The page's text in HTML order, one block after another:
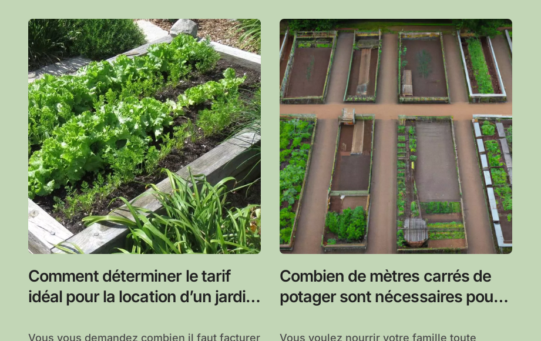
Comment déterminer le tarif
idéal pour la location d’un jardin
Vous vous demandez combien il faut facturer
Combien de mètres carrés de
potager sont nécessaires pour
Vous voulez nourrir votre famille toute